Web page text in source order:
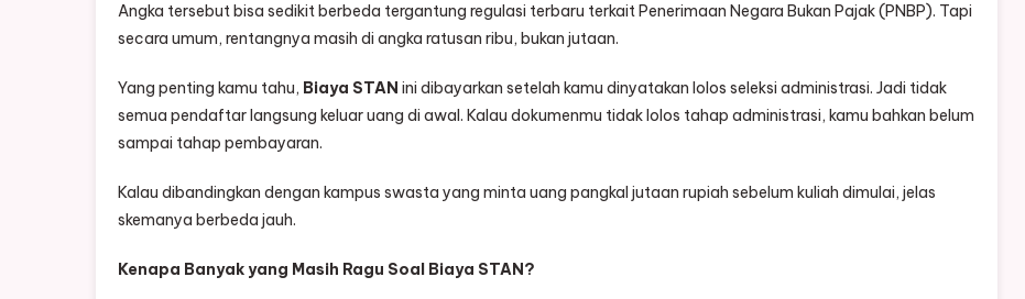
Angka tersebut bisa sedikit berbeda tergantung regulasi terbaru terkait Penerimaan Negara Bukan Pajak (PNBP). Tapi
secara umum, rentangnya masih di angka ratusan ribu, bukan jutaan.
Yang penting kamu tahu, Biaya STAN ini dibayarkan setelah kamu dinyatakan lolos seleksi administrasi. Jadi tidak
semua pendaftar langsung keluar uang di awal. Kalau dokumenmu tidak lolos tahap administrasi, kamu bahkan belum
sampai tahap pembayaran.
Kalau dibandingkan dengan kampus swasta yang minta uang pangkal jutaan rupiah sebelum kuliah dimulai, jelas
skemanya berbeda jauh.
Kenapa Banyak yang Masih Ragu Soal Biaya STAN?